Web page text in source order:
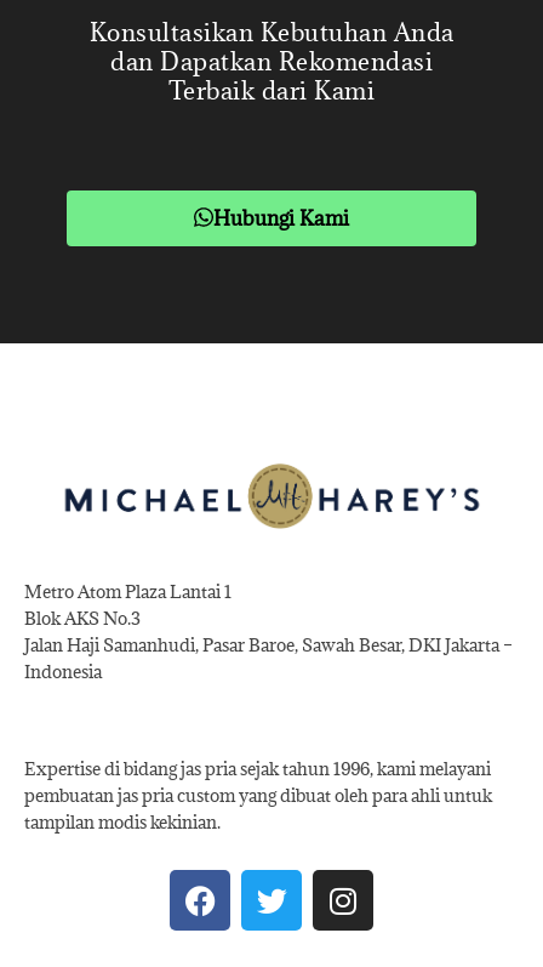
Konsultasikan Kebutuhan Anda
dan Dapatkan Rekomendasi
Terbaik dari Kami
Hubungi Kami
Metro Atom Plaza Lantai 1
Blok AKS No.3
Jalan Haji Samanhudi, Pasar Baroe, Sawah Besar, DKI Jakarta –
Indonesia
Expertise di bidang jas pria sejak tahun 1996, kami melayani
pembuatan jas pria custom yang dibuat oleh para ahli untuk
tampilan modis kekinian.